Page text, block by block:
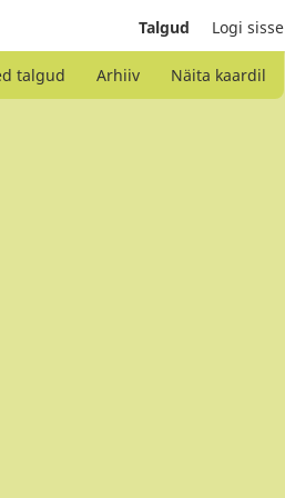
Talgud Logi sisse
talgud Arhiiv Näita kaardil